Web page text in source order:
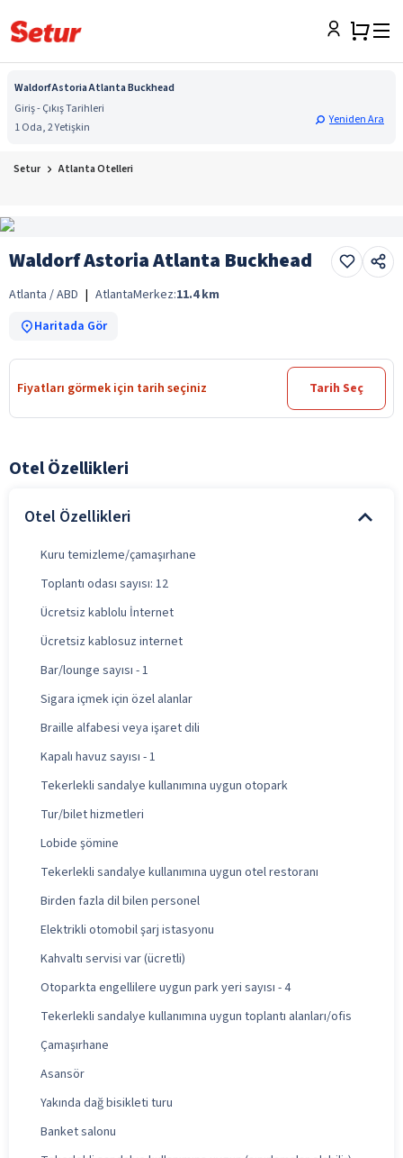
Waldorf Astoria Atlanta Buckhead
Giriş - Çıkış Tarihleri
1 Oda, 2 Yetişkin
Yeniden Ara
Setur Atlanta Otelleri
Waldorf Astoria Atlanta Buckhead
Atlanta / ABD | AtlantaMerkez:11.4 km
Haritada Gör
Fiyatları görmek için tarih seçiniz Tarih Seç
Otel Özellikleri
Otel Özellikleri
Kuru temizleme/çamaşırhane
Toplantı odası sayısı: 12
Ücretsiz kablolu İnternet
Ücretsiz kablosuz internet
Bar/lounge sayısı - 1
Sigara içmek için özel alanlar
Braille alfabesi veya işaret dili
Kapalı havuz sayısı - 1
Tekerlekli sandalye kullanımına uygun otopark
Tur/bilet hizmetleri
Lobide şömine
Tekerlekli sandalye kullanımına uygun otel restoranı
Birden fazla dil bilen personel
Elektrikli otomobil şarj istasyonu
Kahvaltı servisi var (ücretli)
Otoparkta engellilere uygun park yeri sayısı - 4
Tekerlekli sandalye kullanımına uygun toplantı alanları/ofis
Çamaşırhane
Asansör
Yakında dağ bisikleti turu
Banket salonu